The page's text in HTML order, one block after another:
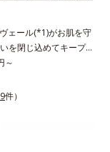
いを与えハリと透明感
導く保湿成分*9 メマ
出液、スイカズラエキ
のすみずみまで水分・
ハリ・ツヤを与える保
持ちのこと
が浸透しやすい肌環境
はじめはピタッと密着
ャーは、肌になじむご
質感に、最後はなめら
3変化。普段の保湿液
におきかえて塗って眠
るおいながらもベタつ
ェール(*1)がお肌を守
を閉じ込めてキープす
湿液。業界初(*3)知見
第三のルート」である
り」に着目して、全方
～
件）